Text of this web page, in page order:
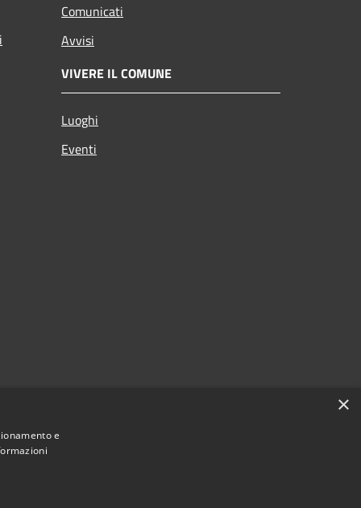
Comunicati
Avvisi
VIVERE IL COMUNE
Luoghi
Eventi
×
e